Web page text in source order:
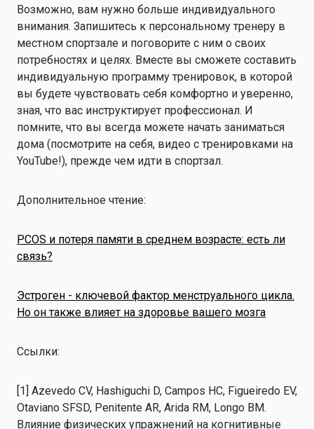
Возможно, вам нужно больше индивидуального
внимания. Запишитесь к персональному тренеру в
местном спортзале и поговорите с ним о своих
потребностях и целях. Вместе вы сможете составить
индивидуальную программу тренировок, в которой
вы будете чувствовать себя комфортно и уверенно,
зная, что вас инструктирует профессионал. И
помните, что вы всегда можете начать заниматься
дома (посмотрите на себя, видео с тренировками на
YouTube!), прежде чем идти в спортзал.
Дополнительное чтение:
PCOS и потеря памяти в среднем возрасте: есть ли
связь?
Эстроген - ключевой фактор менструального цикла.
Но он также влияет на здоровье вашего мозга
Ссылки:
[1] Azevedo CV, Hashiguchi D, Campos HC, Figueiredo EV,
Otaviano SFSD, Penitente AR, Arida RM, Longo BM.
Влияние физических упражнений на когнитивные